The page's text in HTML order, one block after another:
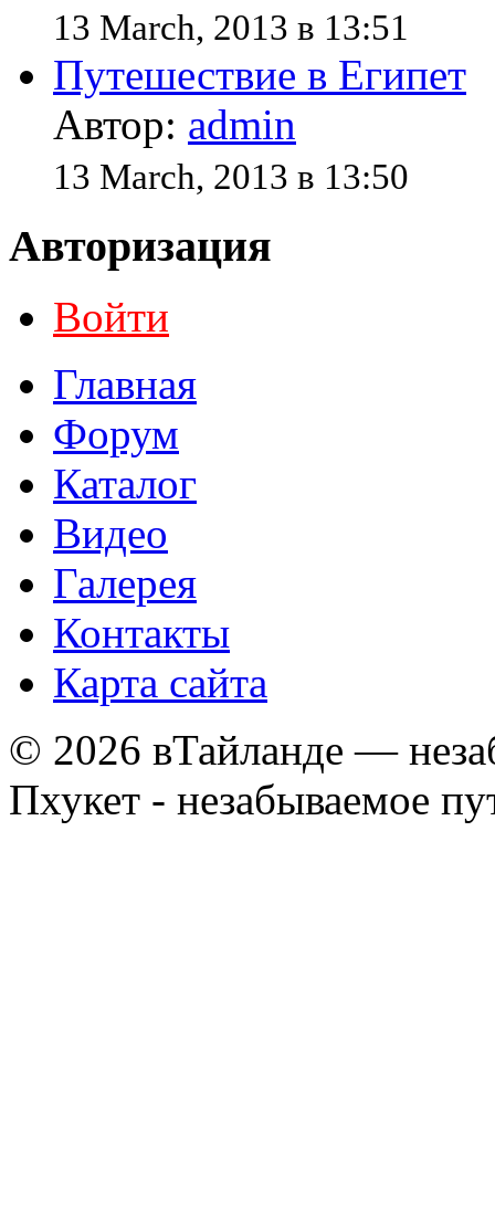
13 March, 2013 в 13:51
Путешествие в Египет
Автор: admin
13 March, 2013 в 13:50
Авторизация
Войти
Главная
Форум
Каталог
Видео
Галерея
Контакты
Карта сайта
© 2026 вТайланде —
Пхукет - незабываемое